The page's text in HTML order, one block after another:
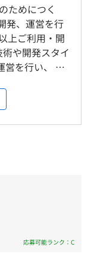
ール配信サービ
）
間)
合により各々
※時期により
ど、有給休暇
ためにつく
発、運営を行
上ご利用・開
や開発スタイ
営を行い、 現
があり、 朝
、毎月勉強
込めると思
とが出来ま
ます。
応募可能ランク：C